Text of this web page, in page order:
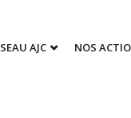
AJC NOS